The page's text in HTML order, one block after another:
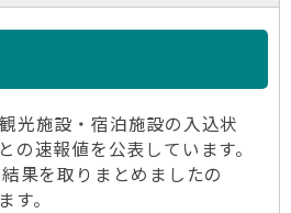
光施設・宿泊施設の入込状
の速報値を公表しています。
果を取りまとめましたの
す。